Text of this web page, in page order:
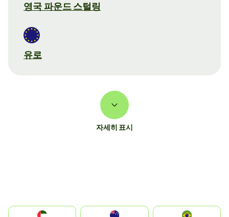
영국 파운드 스털링
유로
자세히 표시